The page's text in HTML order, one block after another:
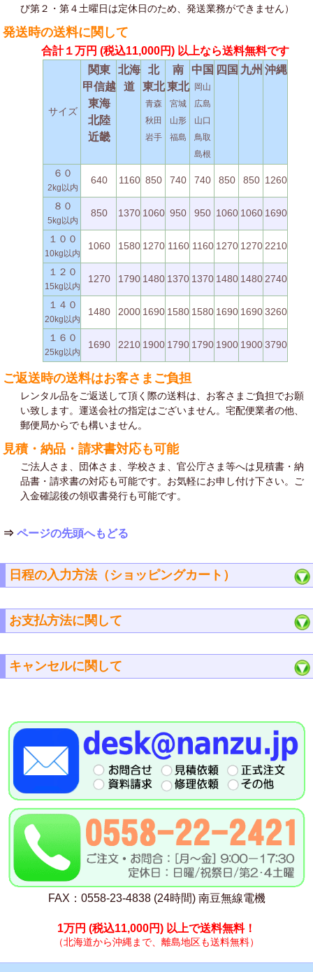
び第２・第４土曜日は定休日のため、発送業務ができません）
発送時の送料に関して
合計１万円 (税込11,000円) 以上なら送料無料です
サイズ
関東
甲信越
東海
北陸
近畿
北海
道
北
東北
青森
秋田
岩手
南
東北
宮城
山形
福島
中国
岡山
広島
山口
鳥取
島根
四国 九州 沖縄
６０
2kg以内
640 1160 850 740 740 850 850 1260
８０
5kg以内
850 1370 1060 950 950 1060 1060 1690
１００
10kg以内
1060 1580 1270 1160 1160 1270 1270 2210
１２０
15kg以内
1270 1790 1480 1370 1370 1480 1480 2740
１４０
20kg以内
1480 2000 1690 1580 1580 1690 16903260
１６０
25kg以内
1690 2210 1900 1790 1790 1900 19003790
ご返送時の送料はお客さまご負担
レンタル品をご返送して頂く際の送料は、お客さまご負担でお願
い致します。運送会社の指定はございません。宅配便業者の他、
郵便局からでも構いません。
見積・納品・請求書対応も可能
ご法人さま、団体さま、学校さま、官公庁さま等へは見積書・納
品書・請求書の対応も可能です。お気軽にお申し付け下さい。ご
入金確認後の領収書発行も可能です。
⇒ページの先頭へもどる
日程の入力方法（ショッピングカート）
お支払方法に関して
キャンセルに関して
FAX：0558-23-4838 (24時間) 南豆無線電機
1万円 (税込11,000円) 以上で送料無料！
（北海道から沖縄まで、離島地区も送料無料）